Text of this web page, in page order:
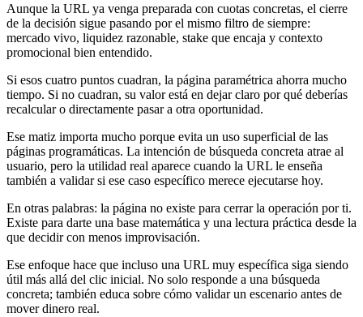
Aunque la URL ya venga preparada con cuotas concretas, el cierre
de la decisión sigue pasando por el mismo filtro de siempre:
mercado vivo, liquidez razonable, stake que encaja y contexto
promocional bien entendido.
Si esos cuatro puntos cuadran, la página paramétrica ahorra mucho
tiempo. Si no cuadran, su valor está en dejar claro por qué deberías
recalcular o directamente pasar a otra oportunidad.
Ese matiz importa mucho porque evita un uso superficial de las
páginas programáticas. La intención de búsqueda concreta atrae al
usuario, pero la utilidad real aparece cuando la URL le enseña
también a validar si ese caso específico merece ejecutarse hoy.
En otras palabras: la página no existe para cerrar la operación por ti.
Existe para darte una base matemática y una lectura práctica desde la
que decidir con menos improvisación.
Ese enfoque hace que incluso una URL muy específica siga siendo
útil más allá del clic inicial. No solo responde a una búsqueda
concreta; también educa sobre cómo validar un escenario antes de
mover dinero real.